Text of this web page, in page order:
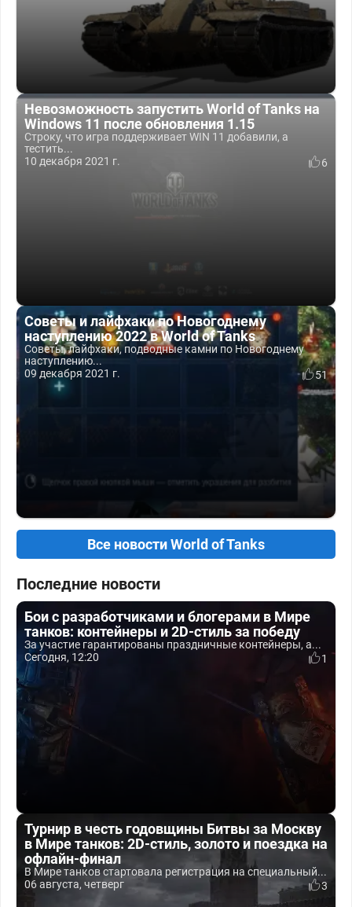
Невозможность запустить World of Tanks на
Windows 11 после обновления 1.15
Строку, что игра поддерживает WIN 11 добавили, а
тестить...
10 декабря 2021 г.
6
Советы и лайфхаки по Новогоднему
наступлению 2022 в World of Tanks
Советы, лайфхаки, подводные камни по Новогоднему
наступлению...
09 декабря 2021 г.
51
Все новости World of Tanks
Последние новости
Бои с разработчиками и блогерами в Мире
танков: контейнеры и 2D-стиль за победу
За участие гарантированы праздничные контейнеры, а...
Сегодня, 12:20
1
Турнир в честь годовщины Битвы за Москву
в Мире танков: 2D-стиль, золото и поездка на
офлайн-финал
В Мире танков стартовала регистрация на специальный...
06 августа, четверг
3